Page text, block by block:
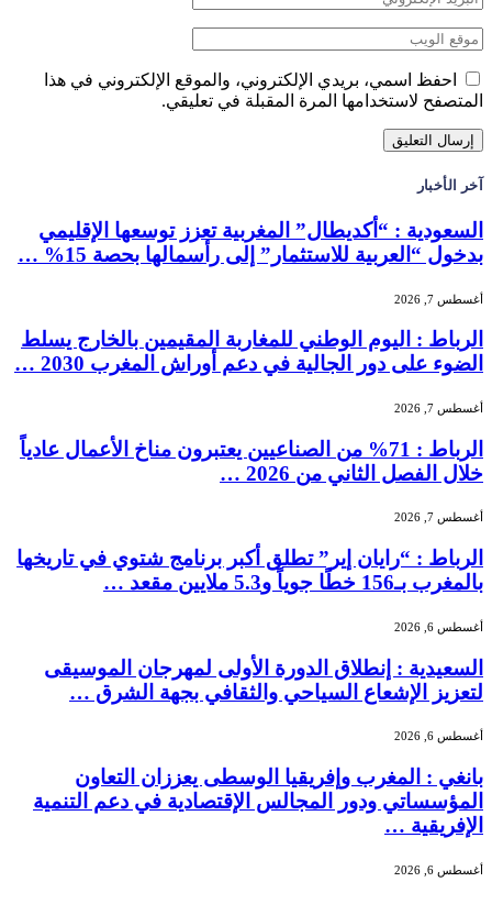
احفظ اسمي، بريدي الإلكتروني، والموقع الإلكتروني في هذا
المتصفح لاستخدامها المرة المقبلة في تعليقي.
آخر الأخبار
السعودية : “أكديطال” المغربية تعزز توسعها الإقليمي
بدخول “العربية للاستثمار” إلى رأسمالها بحصة 15% …
أغسطس 7, 2026
الرباط : اليوم الوطني للمغاربة المقيمين بالخارج يسلط
الضوء على دور الجالية في دعم أوراش المغرب 2030 …
أغسطس 7, 2026
الرباط : 71% من الصناعيين يعتبرون مناخ الأعمال عادياً
خلال الفصل الثاني من 2026 …
أغسطس 7, 2026
الرباط : “رايان إير” تطلق أكبر برنامج شتوي في تاريخها
بالمغرب بـ156 خطًا جوياً و5.3 ملايين مقعد …
أغسطس 6, 2026
السعيدية : إنطلاق الدورة الأولى لمهرجان الموسيقى
لتعزيز الإشعاع السياحي والثقافي بجهة الشرق …
أغسطس 6, 2026
بانغي : المغرب وإفريقيا الوسطى يعززان التعاون
المؤسساتي ودور المجالس الإقتصادية في دعم التنمية
الإفريقية …
أغسطس 6, 2026